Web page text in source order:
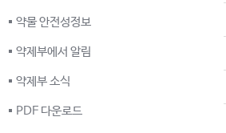
약물 안전성정보
약제부에서 알림
약제부 소식
PDF 다운로드